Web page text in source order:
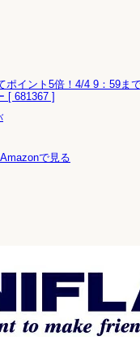
ポイント5倍！4/4 9：59ま
[ 681367 ]
Amazonで見る